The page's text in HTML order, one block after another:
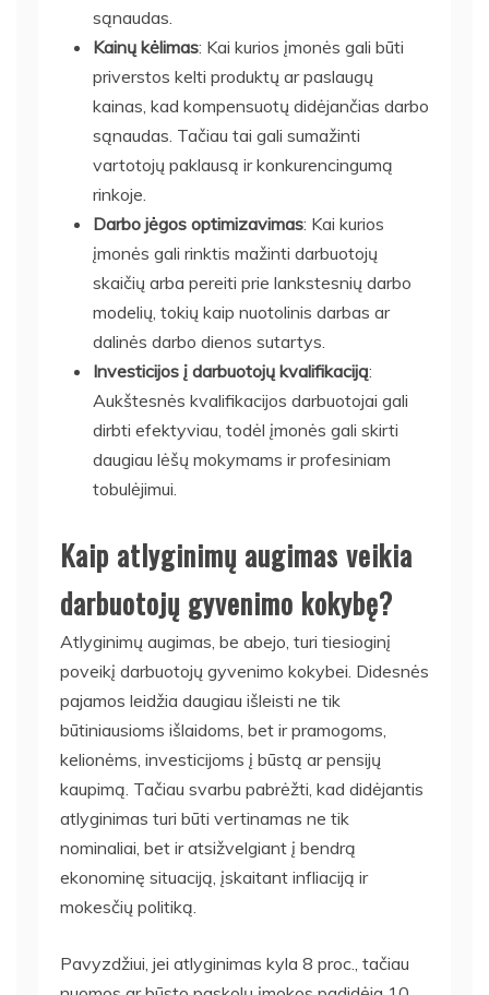
sąnaudas.
Kainų kėlimas: Kai kurios įmonės gali būti
priverstos kelti produktų ar paslaugų
kainas, kad kompensuotų didėjančias darbo
sąnaudas. Tačiau tai gali sumažinti
vartotojų paklausą ir konkurencingumą
rinkoje.
Darbo jėgos optimizavimas: Kai kurios
įmonės gali rinktis mažinti darbuotojų
skaičių arba pereiti prie lankstesnių darbo
modelių, tokių kaip nuotolinis darbas ar
dalinės darbo dienos sutartys.
Investicijos į darbuotojų kvalifikaciją:
Aukštesnės kvalifikacijos darbuotojai gali
dirbti efektyviau, todėl įmonės gali skirti
daugiau lėšų mokymams ir profesiniam
tobulėjimui.
Kaip atlyginimų augimas veikia
darbuotojų gyvenimo kokybę?
Atlyginimų augimas, be abejo, turi tiesioginį
poveikį darbuotojų gyvenimo kokybei. Didesnės
pajamos leidžia daugiau išleisti ne tik
būtiniausioms išlaidoms, bet ir pramogoms,
kelionėms, investicijoms į būstą ar pensijų
kaupimą. Tačiau svarbu pabrėžti, kad didėjantis
atlyginimas turi būti vertinamas ne tik
nominaliai, bet ir atsižvelgiant į bendrą
ekonominę situaciją, įskaitant infliaciją ir
mokesčių politiką.
Pavyzdžiui, jei atlyginimas kyla 8 proc., tačiau